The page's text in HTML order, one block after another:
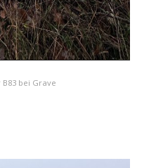
bei Grave